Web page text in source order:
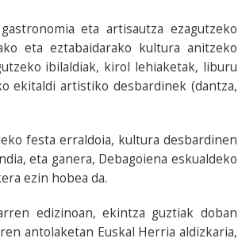
eta artisautza ezagutzeko
eta eztabaidarako kultura anitzeko
ibilaldiak, kirol lehiaketak, liburu
ekitaldi artistiko desbardinek (dantza,
festa erraldoia, kultura desbardinen
eta ganera, Debagoiena eskualdeko
ezin hobea da.
edizinoan, ekintza guztiak doban
antolaketan Euskal Herria aldizkaria,